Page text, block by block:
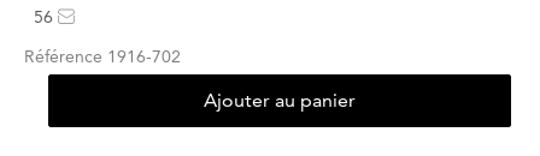
56
Référence 1916-702
Ajouter au panier